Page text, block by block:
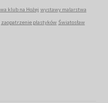
klub na Hożej wystawy malarstwa
zaopatrzenie plastyków Światosław